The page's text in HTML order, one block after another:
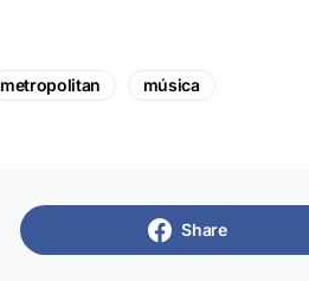
metropolitan música
Share